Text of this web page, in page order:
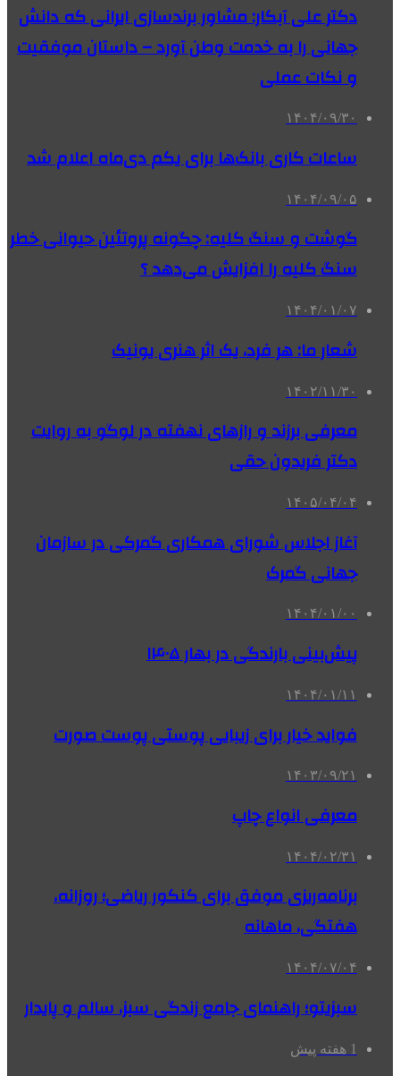
دکتر علی آبکار: مشاور برندسازی ایرانی که دانش
جهانی را به خدمت وطن آورد – داستان موفقیت
و نکات عملی
۱۴۰۴/۰۹/۳۰
ساعات کاری بانک‌ها برای یکم دی‌ماه اعلام شد
۱۴۰۴/۰۹/۰۵
گوشت و سنگ کلیه: چگونه پروتئین حیوانی خطر
سنگ کلیه را افزایش می‌دهد ؟
۱۴۰۴/۰۱/۰۷
شعار ما: هر فرد، یک اثر هنری یونیک
۱۴۰۲/۱۱/۳۰
معرفی برزند و رازهای نهفته در لوگو به روایت
دکتر فریدون حقی
۱۴۰۵/۰۴/۰۴
آغاز اجلاس شورای همکاری گمرکی در سازمان
جهانی گمرک
۱۴۰۴/۰۱/۰۰
پیش‌بینی بارندگی در بهار ۱۴۰۵
۱۴۰۴/۰۱/۱۱
فواید خیار برای زیبایی پوستی پوست صورت
۱۴۰۳/۰۹/۲۱
معرفی انواع چاپ
۱۴۰۴/۰۲/۳۱
برنامه‌ریزی موفق برای کنکور ریاضی؛ روزانه،
هفتگی، ماهانه
۱۴۰۴/۰۷/۰۴
سبزیتو؛ راهنمای جامع زندگی سبز، سالم و پایدار
1 هفته پیش